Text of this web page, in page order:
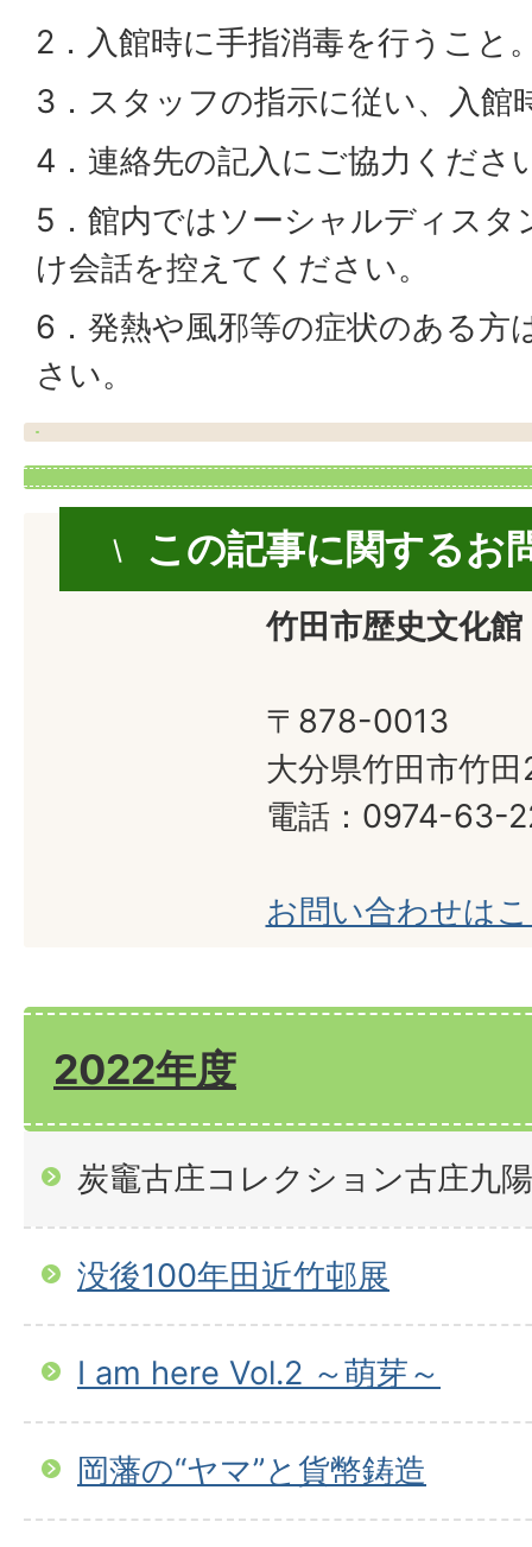
2．入館時に手指消毒を行うこと
3．スタッフの指示に従い、入館
4．連絡先の記入にご協力くださ
5．館内ではソーシャルディス
け会話を控えてください。
6．発熱や風邪等の症状のある方
さい。
この記事に関するお
竹田市歴史文化館
〒878-0013
大分県竹田市竹
電話：0974-63-
お問い合わせは
2022年度
炭竈古庄コレクション古庄九
没後100年田近竹邨展
I am here Vol.2 ～萌芽～
岡藩の“ヤマ”と貨幣鋳造